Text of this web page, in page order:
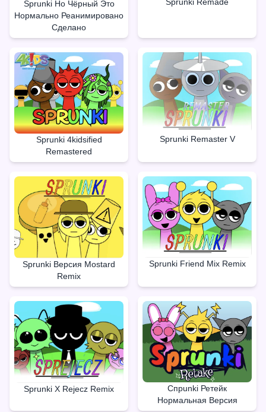
Sprunki Но Чёрный Это
Нормально Реанимировано
Сделано
Sprunki Remade
Sprunki 4kidsified
Remastered
Sprunki Remaster V
Sprunki Версия Mostard
Remix
Sprunki Friend Mix Remix
Sprunki X Rejecz Remix
Спрunki Ретейк
Нормальная Версия